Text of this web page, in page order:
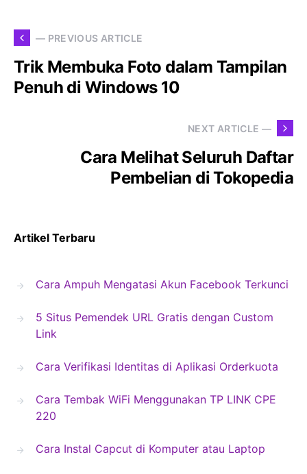
— PREVIOUS ARTICLE
Trik Membuka Foto dalam Tampilan
Penuh di Windows 10
NEXT ARTICLE —
Cara Melihat Seluruh Daftar
Pembelian di Tokopedia
Artikel Terbaru
Cara Ampuh Mengatasi Akun Facebook Terkunci
5 Situs Pemendek URL Gratis dengan Custom
Link
Cara Verifikasi Identitas di Aplikasi Orderkuota
Cara Tembak WiFi Menggunakan TP LINK CPE
220
Cara Instal Capcut di Komputer atau Laptop